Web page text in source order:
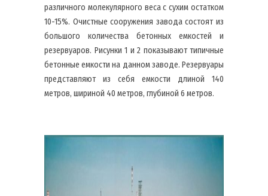
различного молекулярного веса с сухим остатком
10-15%. Очистные сооружения завода состоят из
большого количества бетонных емкостей и
резервуаров. Рисунки 1 и 2 показывают типичные
бетонные емкости на данном заводе. Резервуары
представляют из себя емкости длиной 140
метров, шириной 40 метров, глубиной 6 метров.